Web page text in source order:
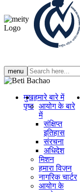
menu Search
मुख
पृष्ठ
हमारे बारे में
आयोग के बारे
में
संक्षिप्‍त
इतिहास
संरचना
अधिदेश
मिशन
हमारा विज़न
नागरिक चार्टर
आयोग के